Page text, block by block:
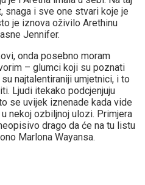
snaga i sve one stvari koje je
je iznova oživilo Arethinu
Jennifer.
onda posebno moram
– glumci koji su poznati
najtalentiraniji umjetnici, i to
Ljudi itekako podcjenjuju
se uvijek iznenade kada vide
u nekoj ozbiljnoj ulozi. Primjera
drago da će na tu listu
Marlona Wayansa.